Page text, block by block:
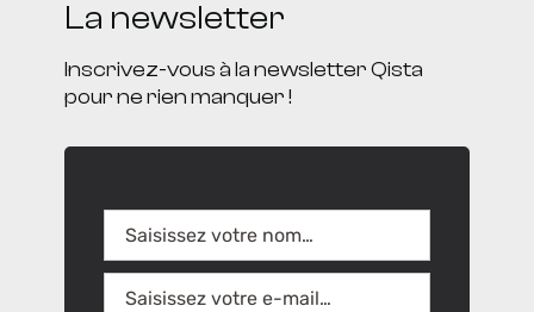
La newsletter
Inscrivez-vous à la newsletter Qista
pour ne rien manquer !